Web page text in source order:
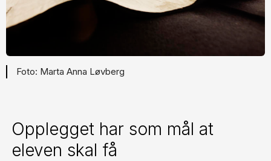
Marta Anna Løvberg
Opplegget har som mål at
eleven skal få